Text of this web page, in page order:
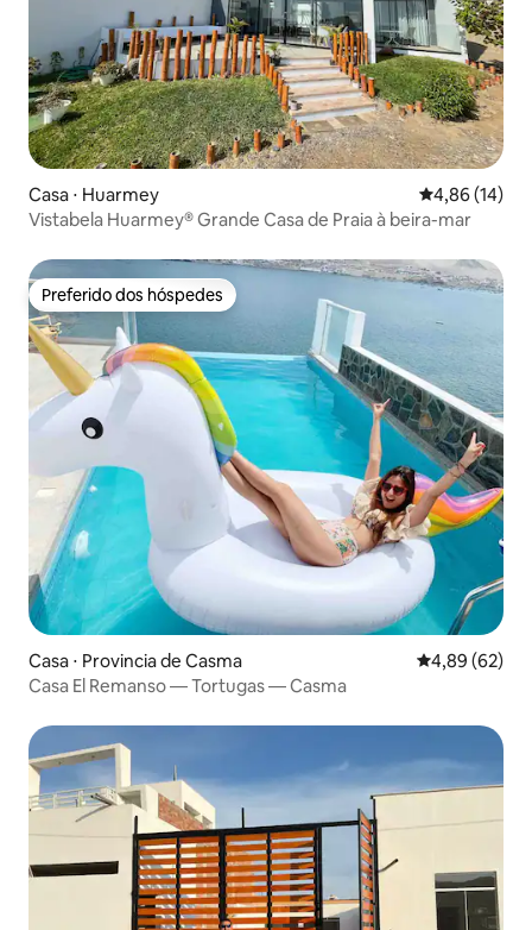
Casa ⋅ Huarmey 4,86 de uma
4,86 (14)
Vistabela Huarmey® Grande Casa de Praia à beira-mar
Preferido dos hóspedes
Preferido dos hóspedes
Casa ⋅ Provincia de Casma 4,89 de uma
4,89 (62)
Casa El Remanso — Tortugas — Casma